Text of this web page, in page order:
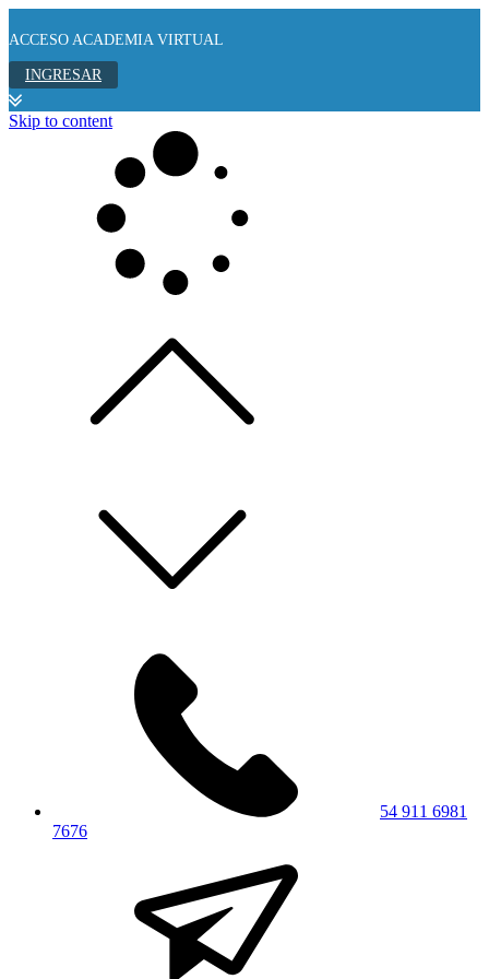
ACCESO ACADEMIA VIRTUAL
INGRESAR
Skip to content
54 911 6981
7676